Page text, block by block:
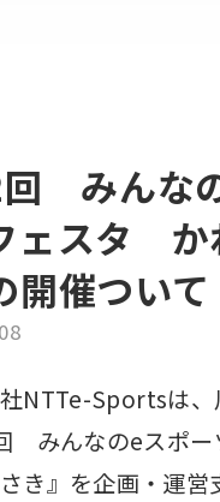
回 みんな
ェスタ か
開催ついて
NTTe-Sportsは、
みんなのeスポー
き』を企画・運営